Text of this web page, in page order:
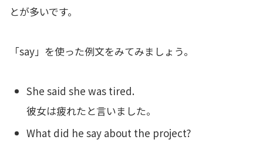
とが多いです。
「say」を使った例文をみてみましょう。
She said she was tired.
彼女は疲れたと言いました。
What did he say about the project?